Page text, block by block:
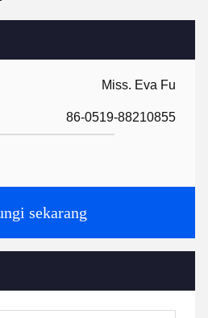
Miss. Eva Fu
86-0519-88210855
sekarang